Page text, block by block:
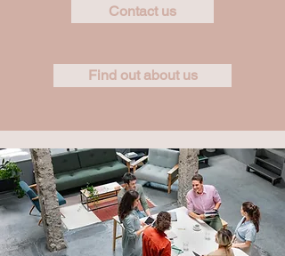
Contact us
Find out about us